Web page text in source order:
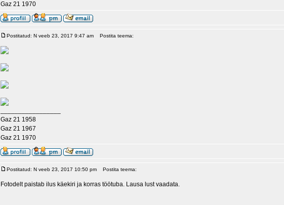
Gaz 21 1970
Postitatud: N veeb 23, 2017 9:47 am Postita teema:
Gaz 21 1958
Gaz 21 1967
Gaz 21 1970
Postitatud: N veeb 23, 2017 10:50 pm Postita teema:
Fotodelt paistab ilus käekiri ja korras töötuba. Lausa lust vaadata.